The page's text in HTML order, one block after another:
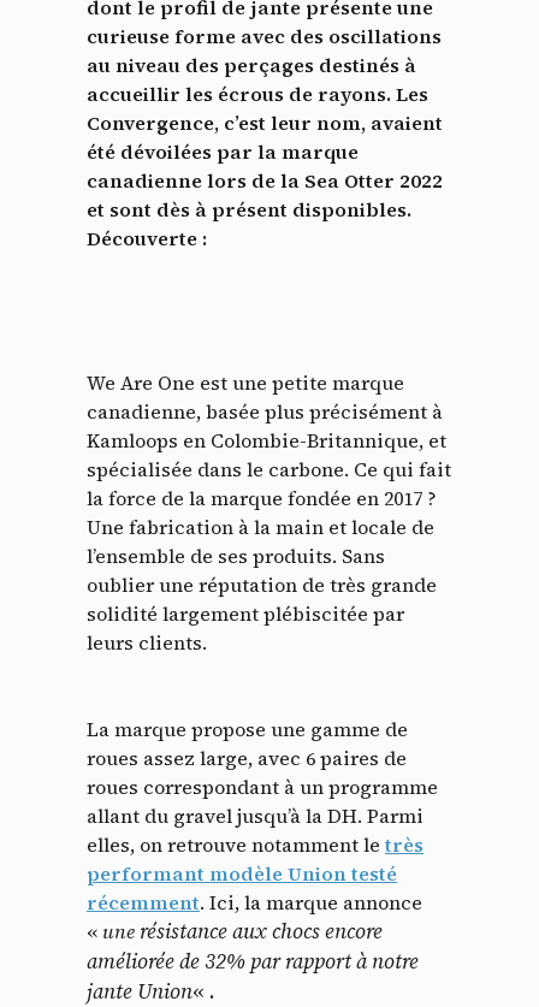
dont le profil de jante présente une
curieuse forme avec des oscillations
au niveau des perçages destinés à
accueillir les écrous de rayons. Les
Convergence, c’est leur nom, avaient
été dévoilées par la marque
canadienne lors de la Sea Otter 2022
et sont dès à présent disponibles.
Découverte :
We Are One est une petite marque
canadienne, basée plus précisément à
Kamloops en Colombie-Britannique, et
spécialisée dans le carbone. Ce qui fait
la force de la marque fondée en 2017 ?
Une fabrication à la main et locale de
l’ensemble de ses produits. Sans
oublier une réputation de très grande
solidité largement plébiscitée par
leurs clients.
La marque propose une gamme de
roues assez large, avec 6 paires de
roues correspondant à un programme
allant du gravel jusqu’à la DH. Parmi
elles, on retrouve notamment letrès
performant modèle Union testé
récemment. Ici, la marque annonce
« une résistance aux chocs encore
améliorée de 32% par rapport à notre
jante Union« .